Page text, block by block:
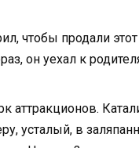
чтобы продали
он уехал к
усталый, в